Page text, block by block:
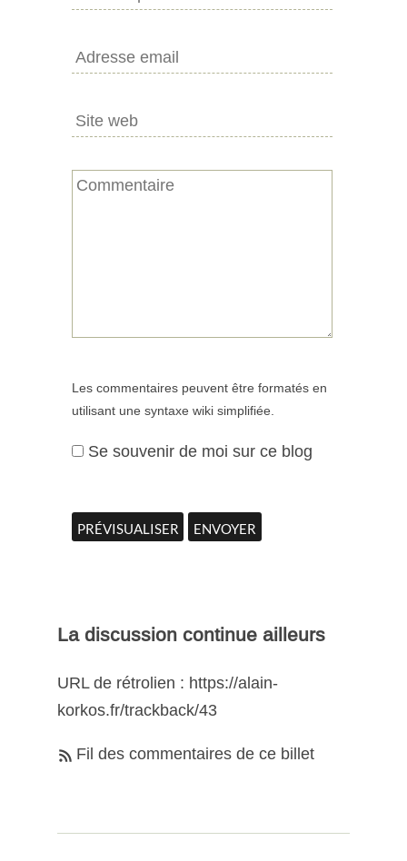
Les commentaires peuvent être formatés en
utilisant une syntaxe wiki simplifiée.
Se souvenir de moi sur ce blog
La discussion continue ailleurs
URL de rétrolien : https://alain-
korkos.fr/trackback/43
Fil des commentaires de ce billet